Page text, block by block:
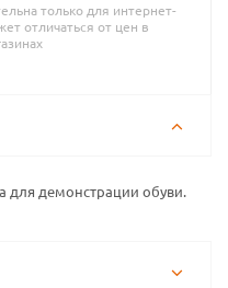
только для интернет-
отличаться от цен в
для демонстрации обуви.